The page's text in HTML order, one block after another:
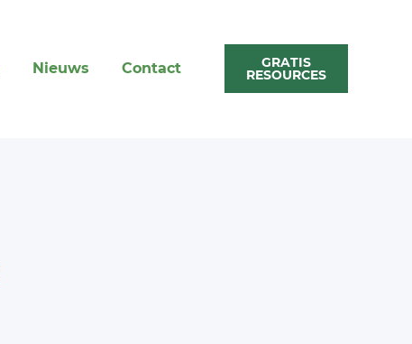
Nieuws Contact GRATIS
RESOURCES